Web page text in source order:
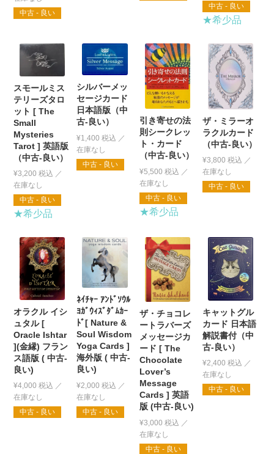
中古 - 良い
中古 - 良い
★希少品
スモールミス
テリーズタロ
ット [ The
Small
Mysteries
Tarot ] 英語版
（中古-良い）
¥3,200 税込
中古 - 良い
★希少品
シルバーメッ
セージカード
日本語版（中
古-良い）
¥1,400 税込
中古 - 良い
引き寄せの法
則シークレッ
ト・カード
（中古-良い）
¥5,500 税込
中古 - 良い
★希少品
ザ・ミラーオ
ラクルカード
（中古-良い）
¥3,800 税込
中古 - 良い
オラクル イシ
ュタル [
Oracle Ishtar
](金縁) フラン
ス語版 ( 中古-
良い)
¥4,000 税込
中古 - 良い
ﾈｲﾁｬｰ ｱﾝﾄﾞｿｳﾙ
ﾖｶﾞｳｨｽﾞﾀﾞﾑｶｰ
ﾄﾞ[ Nature &
Soul Wisdom
Yoga Cards ]
海外版 ( 中古-
良い)
¥2,000 税込
中古 - 良い
ザ・チョコレ
ートラバーズ
メッセージカ
ード [ The
Chocolate
Lover’s
Message
Cards ] 英語
版 (中古-良い)
¥3,000 税込
中古 - 良い
キャットグル
カード 日本語
解説書付（中
古-良い）
¥2,400 税込
中古 - 良い